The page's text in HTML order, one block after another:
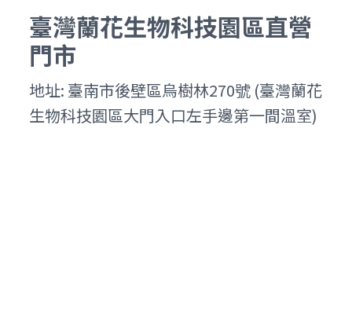
臺灣蘭花生物科技園區直營
門市
地址: 臺南市後壁區烏樹林270號 (臺灣蘭花
生物科技園區大門入口左手邊第一間溫室)